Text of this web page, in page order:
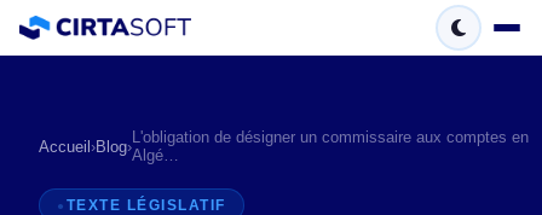
Accueil›Blog›L'obligation de désigner un commissaire aux comptes en
Algé…
TEXTE LÉGISLATIF